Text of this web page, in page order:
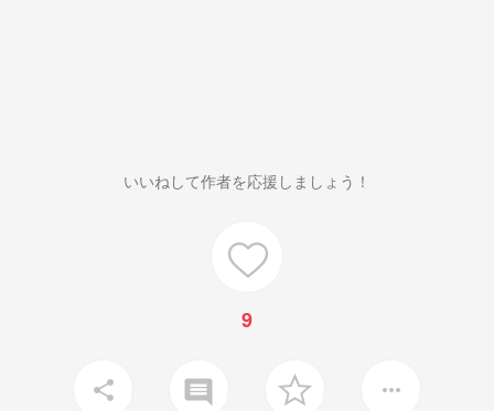
いいねして作者を応援しましょう！
9
share insert_comment more_horiz